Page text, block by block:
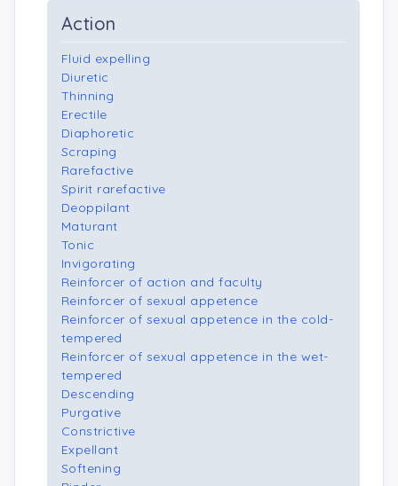
Action
Fluid expelling
Diuretic
Thinning
Erectile
Diaphoretic
Scraping
Rarefactive
Spirit rarefactive
Deoppilant
Maturant
Tonic
Invigorating
Reinforcer of action and faculty
Reinforcer of sexual appetence
Reinforcer of sexual appetence in the cold-
tempered
Reinforcer of sexual appetence in the wet-
tempered
Descending
Purgative
Constrictive
Expellant
Softening